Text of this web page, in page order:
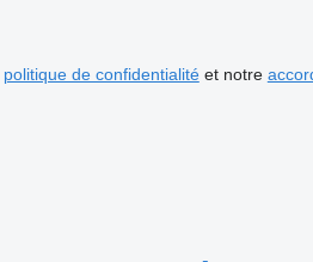
politique de confidentialitéet notre